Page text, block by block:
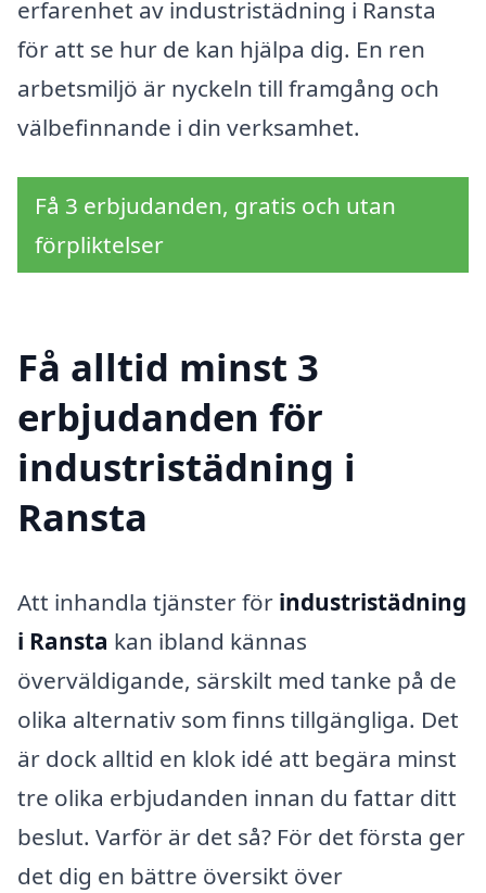
erfarenhet av industristädning i Ransta
för att se hur de kan hjälpa dig. En ren
arbetsmiljö är nyckeln till framgång och
välbefinnande i din verksamhet.
Få 3 erbjudanden, gratis och utan
förpliktelser
Få alltid minst 3
erbjudanden för
industristädning i
Ransta
Att inhandla tjänster för industristädning
i Ransta kan ibland kännas
överväldigande, särskilt med tanke på de
olika alternativ som finns tillgängliga. Det
är dock alltid en klok idé att begära minst
tre olika erbjudanden innan du fattar ditt
beslut. Varför är det så? För det första ger
det dig en bättre översikt över